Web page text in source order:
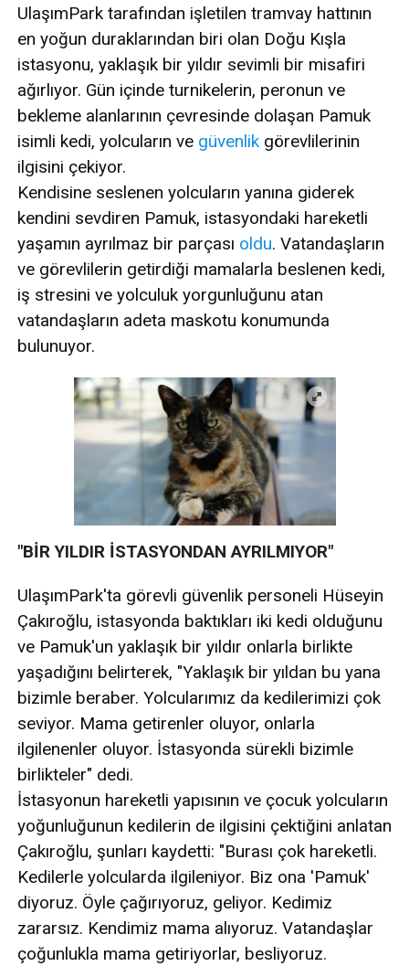
UlaşımPark tarafından işletilen tramvay hattının
en yoğun duraklarından biri olan Doğu Kışla
istasyonu, yaklaşık bir yıldır sevimli bir misafiri
ağırlıyor. Gün içinde turnikelerin, peronun ve
bekleme alanlarının çevresinde dolaşan Pamuk
isimli kedi, yolcuların ve güvenlik görevlilerinin
ilgisini çekiyor.
Kendisine seslenen yolcuların yanına giderek
kendini sevdiren Pamuk, istasyondaki hareketli
yaşamın ayrılmaz bir parçası oldu. Vatandaşların
ve görevlilerin getirdiği mamalarla beslenen kedi,
iş stresini ve yolculuk yorgunluğunu atan
vatandaşların adeta maskotu konumunda
bulunuyor.
"BİR YILDIR İSTASYONDAN AYRILMIYOR"
UlaşımPark'ta görevli güvenlik personeli Hüseyin
Çakıroğlu, istasyonda baktıkları iki kedi olduğunu
ve Pamuk'un yaklaşık bir yıldır onlarla birlikte
yaşadığını belirterek, "Yaklaşık bir yıldan bu yana
bizimle beraber. Yolcularımız da kedilerimizi çok
seviyor. Mama getirenler oluyor, onlarla
ilgilenenler oluyor. İstasyonda sürekli bizimle
birlikteler" dedi.
İstasyonun hareketli yapısının ve çocuk yolcuların
yoğunluğunun kedilerin de ilgisini çektiğini anlatan
Çakıroğlu, şunları kaydetti: "Burası çok hareketli.
Kedilerle yolcularda ilgileniyor. Biz ona 'Pamuk'
diyoruz. Öyle çağırıyoruz, geliyor. Kedimiz
zararsız. Kendimiz mama alıyoruz. Vatandaşlar
çoğunlukla mama getiriyorlar, besliyoruz.